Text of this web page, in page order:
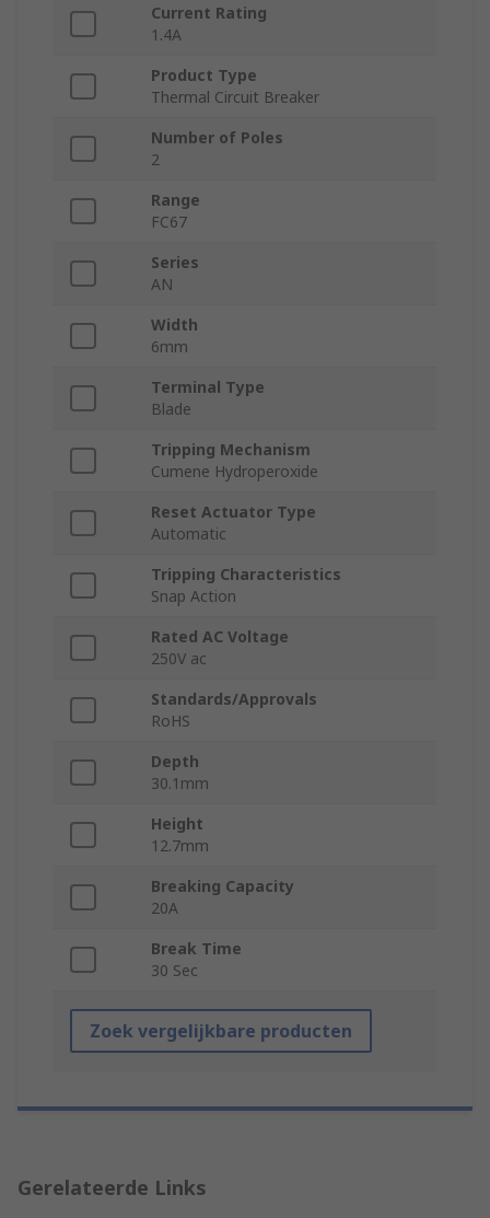
Current Rating
1.4A
Product Type
Thermal Circuit Breaker
Number of Poles
2
Range
FC67
Series
AN
Width
6mm
Terminal Type
Blade
Tripping Mechanism
Cumene Hydroperoxide
Reset Actuator Type
Automatic
Tripping Characteristics
Snap Action
Rated AC Voltage
250V ac
Standards/Approvals
RoHS
Depth
30.1mm
Height
12.7mm
Breaking Capacity
20A
Break Time
30 Sec
Zoek vergelijkbare producten
Gerelateerde Links